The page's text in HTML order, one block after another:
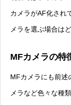
カメラがAF化され
メラを選ぶ場合は
MFカメラの特
MFカメラにも前述
メラなど色々な種